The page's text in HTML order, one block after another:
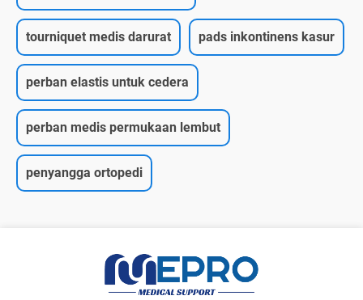
tourniquet medis darurat pads inkontinens kasur
perban elastis untuk cedera
perban medis permukaan lembut
penyangga ortopedi